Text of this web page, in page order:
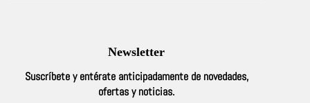
Newsletter
Suscríbete y entérate anticipadamente de novedades,
ofertas y noticias.